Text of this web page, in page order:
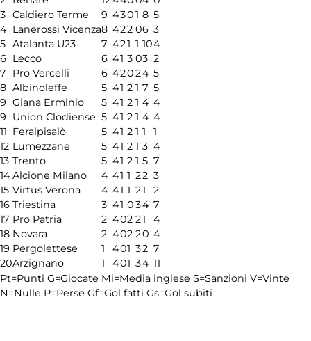
3 Caldiero Terme 9 4301 8 5
4 Lanerossi Vicenza8 422 06 3
5 Atalanta U23 7 421 1 104
6 Lecco 6 41 3 03 2
7
Pro Vercelli 6 42024 5
8 Albinoleffe 5 41 2 1 7 5
9 Giana Erminio 5 41 2 1 4 4
9
Union Clodiense 5 41 2 1 4 4
11 Feralpisalò 5 41 2 1 1
1
12 Lumezzane 5 41 2 1 3 4
13 Trento 5 41 2 1 5 7
14Alcione Milano 4 41 1 22 3
15 Virtus Verona 4 41 1 21
2
16 Triestina 3 41 034 7
17 Pro Patria 2 402 21
4
18 Novara 2 402 20 4
19 Pergolettese 1 401 32 7
20Arzignano 1 401 34 11
Pt=Punti G=Giocate Mi=Media inglese S=Sanzioni V=Vinte
N=Nulle P=Perse Gf=Gol fatti Gs=Gol subiti